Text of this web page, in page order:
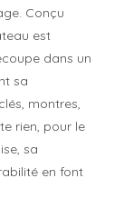
Conçu
est
dans un
sa
montres,
rien, pour le
sa
en font